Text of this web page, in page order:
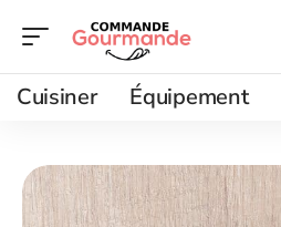
Cuisiner Équipement